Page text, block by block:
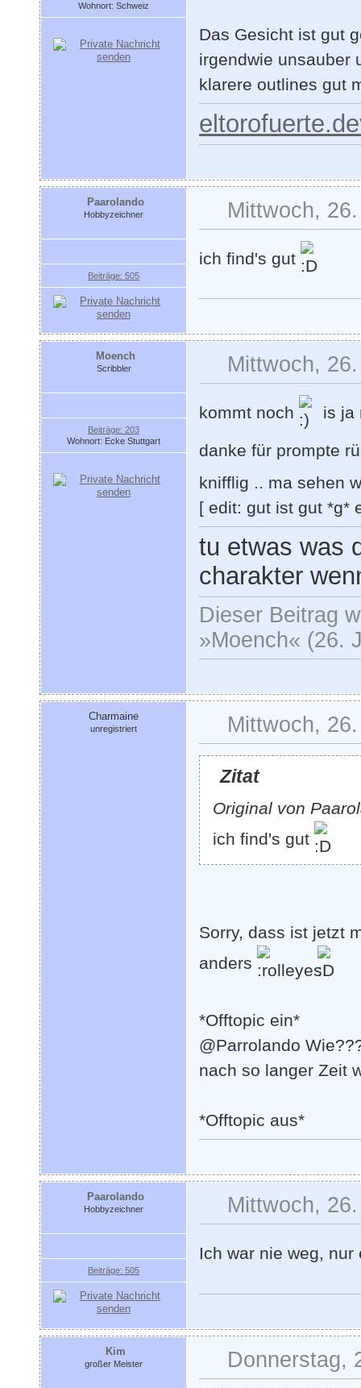
Wohnort: Schweiz
Das Gesicht ist gut
irgendwie unsauber
klarere outlines gut
Paarolando
Hobbyzeichner
Beiträge: 505
Mittwoch,
ich find's gut
Moench
Scribbler
Beiträge: 203
Wohnort: Ecke Stuttgart
Mittwoch,
kommt noch
is ja
danke für prompte
knifflig .. ma sehen
[ edit: gut ist gut *g*
tu etwas was
charakter
Dieser Beitrag
»Moench« (26.
Charmaine
unregistriert Mittwoch,
Zitat
Original von
ich find's gut
Sorry, dass ist jetzt
anders
*Offtopic ein*
@Parrolando
nach so langer Zeit
*Offtopic aus*
Paarolando
Hobbyzeichner
Beiträge: 505
Mittwoch,
Ich war nie weg,
Kim
großer Meister Donnerstag,